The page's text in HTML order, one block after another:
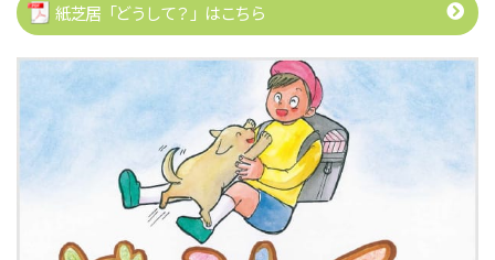
紙芝居「どうして？」はこちら